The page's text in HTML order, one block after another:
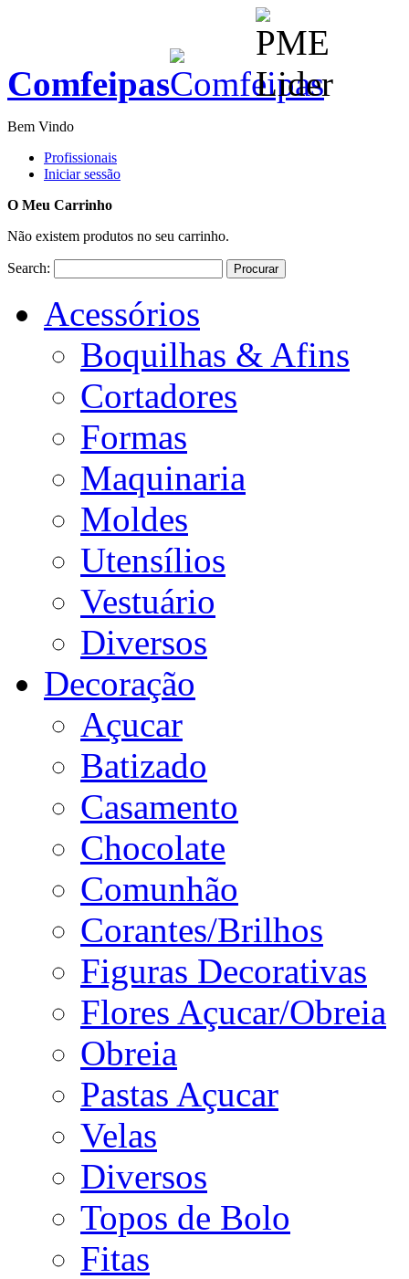
Comfeipas
Bem Vindo
Profissionais
Iniciar sessão
O Meu Carrinho
Não existem produtos no seu carrinho.
Search: Procurar
Acessórios
Boquilhas & Afins
Cortadores
Formas
Maquinaria
Moldes
Utensílios
Vestuário
Diversos
Decoração
Açucar
Batizado
Casamento
Chocolate
Comunhão
Corantes/Brilhos
Figuras Decorativas
Flores Açucar/Obreia
Obreia
Pastas Açucar
Velas
Diversos
Topos de Bolo
Fitas